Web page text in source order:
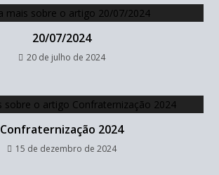
20/07/2024
20 de julho de 2024
Confraternização 2024
15 de dezembro de 2024